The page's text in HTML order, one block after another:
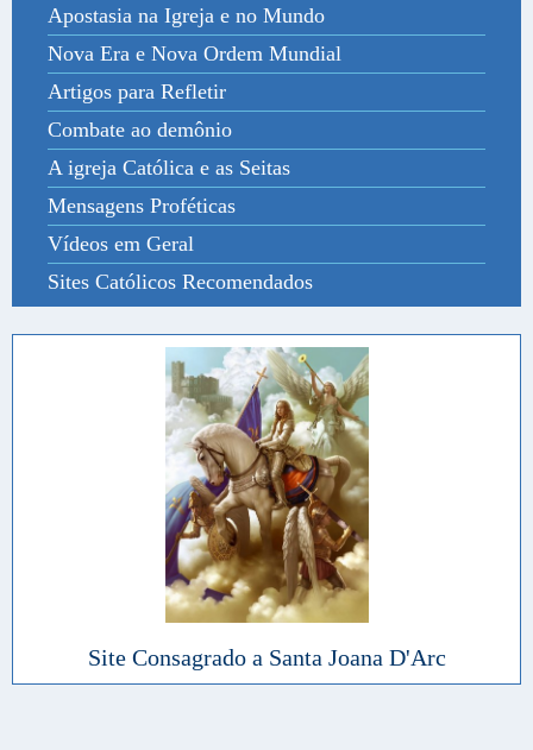
Apostasia na Igreja e no Mundo
Nova Era e Nova Ordem Mundial
Artigos para Refletir
Combate ao demônio
A igreja Católica e as Seitas
Mensagens Proféticas
Vídeos em Geral
Sites Católicos Recomendados
Site Consagrado a Santa Joana D'Arc